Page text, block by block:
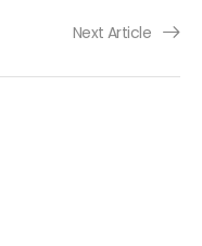
Next Article